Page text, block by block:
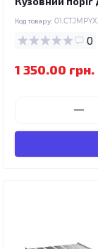
Код товару:
0
1 350.00 грн.